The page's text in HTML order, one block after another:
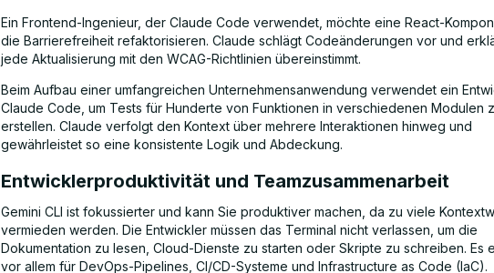
Ein Frontend-Ingenieur, der Claude Code verwendet, möchte eine React-
die Barrierefreiheit refaktorisieren. Claude schlägt Codeänderungen vor und
jede Aktualisierung mit den WCAG-Richtlinien übereinstimmt.
Beim Aufbau einer umfangreichen Unternehmensanwendung verwendet ein
Claude Code, um Tests für Hunderte von Funktionen in verschiedenen Modulen
erstellen. Claude verfolgt den Kontext über mehrere Interaktionen hinweg und
gewährleistet so eine konsistente Logik und Abdeckung.
Entwicklerproduktivität und Teamzusammenarbeit
Gemini CLI ist fokussierter und kann Sie produktiver machen, da zu viele
vermieden werden. Die Entwickler müssen das Terminal nicht verlassen, um die
Dokumentation zu lesen, Cloud-Dienste zu starten oder Skripte zu schreiben. Es
vor allem für DevOps-Pipelines, CI/CD-Systeme und Infrastructure as Code (IaC).